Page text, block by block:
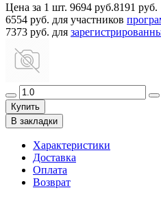
Цена за 1 шт. 9694 руб.8191 руб.
6554 руб. для участников
7373 руб. для
Купить
В закладки
Характеристики
Доставка
Оплата
Возврат